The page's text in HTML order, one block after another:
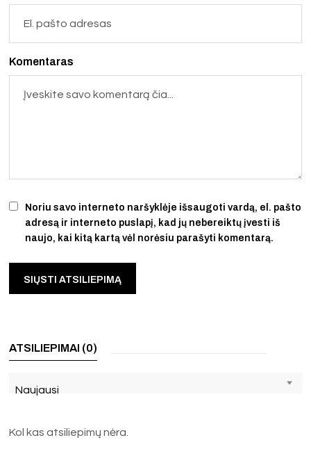
Noriu savo interneto naršyklėje išsaugoti vardą, el. pašto
adresą ir interneto puslapį, kad jų nebereiktų įvesti iš
naujo, kai kitą kartą vėl norėsiu parašyti komentarą.
Komentaras
ATSILIEPIMAI (0)
Naujausi
Kol kas atsiliepimų nėra.